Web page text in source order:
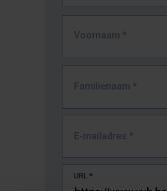
Voornaam *
Familienaam *
E-mailadres *
URL *